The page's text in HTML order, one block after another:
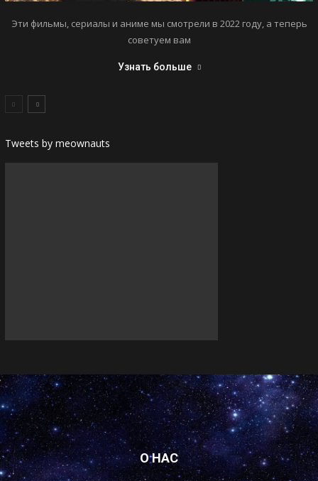
Эти фильмы, сериалы и аниме мы смотрели в 2022 году, а теперь
советуем вам
Узнать больше
Tweets by meownauts
О НАС